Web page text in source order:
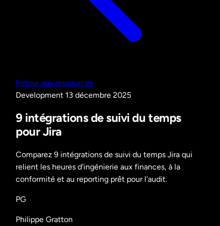
Retour aux ressources
Development 13 décembre 2025
9 intégrations de suivi du temps
pour Jira
Comparez 9 intégrations de suivi du temps Jira qui
relient les heures d'ingénierie aux finances, à la
conformité et au reporting prêt pour l'audit.
PG
Philippe Gratton